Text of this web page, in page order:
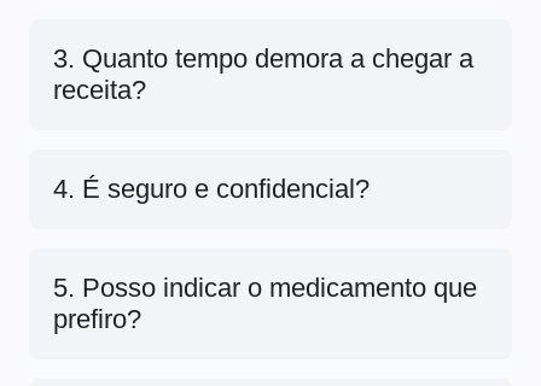
3. Quanto tempo demora a chegar a
receita?
4. É seguro e confidencial?
5. Posso indicar o medicamento que
prefiro?